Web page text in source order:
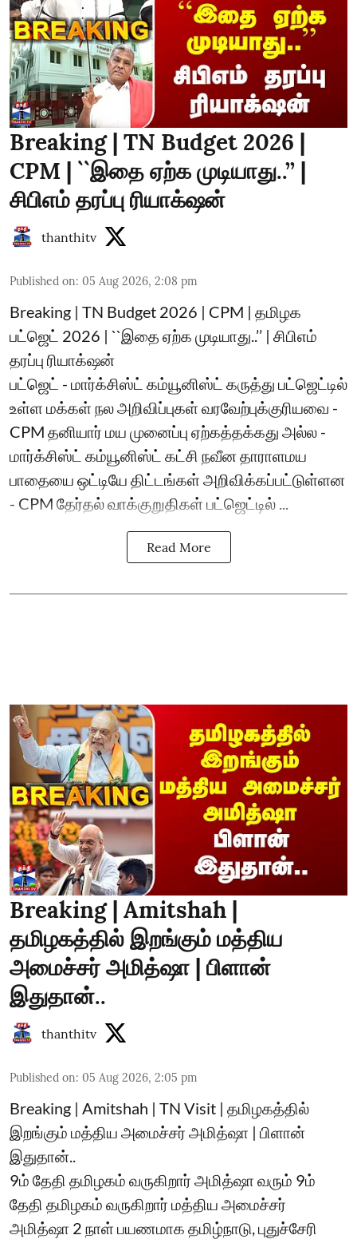
Breaking | TN Budget 2026 |
CPM | ``இதை ஏற்க முடியாது..’’ |
சிபிஎம் தரப்பு ரியாக்‌ஷன்
thanthitv
Published on: 05 Aug 2026, 2:08 pm
Breaking | TN Budget 2026 | CPM | தமிழக
பட்ஜெட் 2026 | ``இதை ஏற்க முடியாது..’’ | சிபிஎம்
தரப்பு ரியாக்‌ஷன்
பட்ஜெட் - மார்க்சிஸ்ட் கம்யூனிஸ்ட் கருத்து பட்ஜெட்டில்
உள்ள மக்கள் நல அறிவிப்புகள் வரவேற்புக்குரியவை -
CPM தனியார் மய முனைப்பு ஏற்கத்தக்கது அல்ல -
மார்க்சிஸ்ட் கம்யூனிஸ்ட் கட்சி நவீன தாராளமய
பாதையை ஒட்டியே திட்டங்கள் அறிவிக்கப்பட்டுள்ளன
- CPM தேர்தல் வாக்குறுதிகள் பட்ஜெட்டில் ...
Read More
Breaking | Amitshah |
தமிழகத்தில் இறங்கும் மத்திய
அமைச்சர் அமித்ஷா | பிளான்
இதுதான்..
thanthitv
Published on: 05 Aug 2026, 2:05 pm
Breaking | Amitshah | TN Visit | தமிழகத்தில்
இறங்கும் மத்திய அமைச்சர் அமித்ஷா | பிளான்
இதுதான்..
9ம் தேதி தமிழகம் வருகிறார் அமித்ஷா வரும் 9ம்
தேதி தமிழகம் வருகிறார் மத்திய அமைச்சர்
அமித்ஷா 2 நாள் பயணமாக தமிழ்நாடு, புதுச்சேரி